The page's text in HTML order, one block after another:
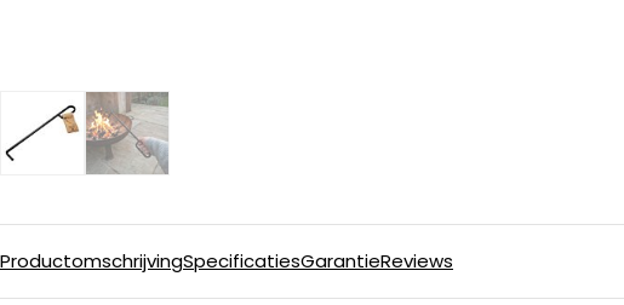
ProductomschrijvingSpecificatiesGarantieReviews